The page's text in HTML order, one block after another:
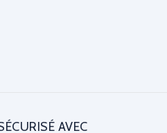
AVEC